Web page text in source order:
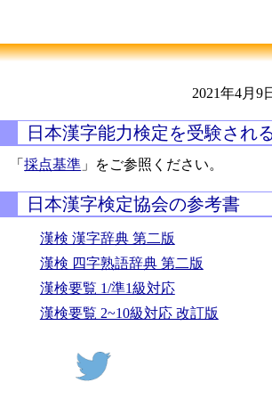
2021年4月9
日本漢字能力検定を受験され
「採点基準 」をご参照ください。
日本漢字検定協会の参考書
漢検 漢字辞典 第二版
漢検 四字熟語辞典 第二版
漢検要覧 1/準1級対応
漢検要覧 2~10級対応 改訂版